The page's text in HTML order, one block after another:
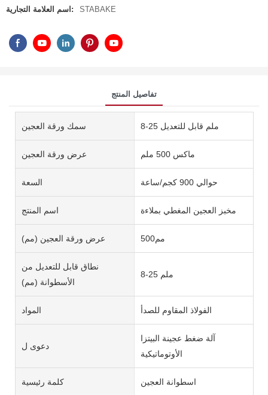
اسم العلامة التجارية:
STABAKE
تفاصيل المنتج
سمك ورقة العجين 8-25 ملم قابل للتعديل
عرض ورقة العجين ماكس 500 ملم
السعة حوالي 900 كجم/ساعة
اسم المنتج مخبز العجين المغطي بملاءة
عرض ورقة العجين (مم) مم500
نطاق قابل للتعديل من
الأسطوانة (مم)
8-25 ملم
المواد الفولاذ المقاوم للصدأ
دعوى ل
آلة ضغط عجينة البيتزا
الأوتوماتيكية
كلمة رئيسية اسطوانة العجين